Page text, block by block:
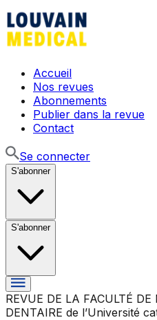
Accueil
Nos revues
Abonnements
Publier dans la revue
Contact
Se connecter
S'abonner
S'abonner
REVUE DE LA FACULTÉ
DENTAIRE de l’Université